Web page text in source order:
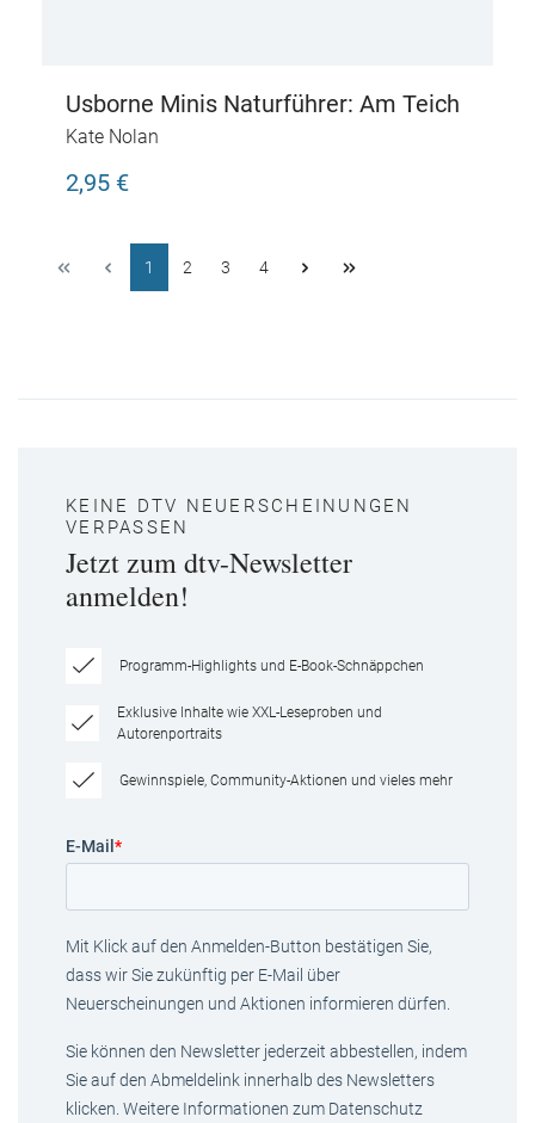
Usborne Minis Naturführer: Am Teich
Kate Nolan
2,95 €
1 2 3 4
KEINE DTV NEUERSCHEINUNGEN
VERPASSEN
Jetzt zum dtv-Newsletter
anmelden!
Programm-Highlights und E-Book-Schnäppchen
Exklusive Inhalte wie XXL-Leseproben und
Autorenportraits
Gewinnspiele, Community-Aktionen und vieles mehr
E-Mail *
Mit Klick auf den Anmelden-Button bestätigen Sie,
dass wir Sie zukünftig per E-Mail über
Neuerscheinungen und Aktionen informieren dürfen.
Sie können den Newsletter jederzeit abbestellen, indem
Sie auf den Abmeldelink innerhalb des Newsletters
klicken. Weitere Informationen zum Datenschutz